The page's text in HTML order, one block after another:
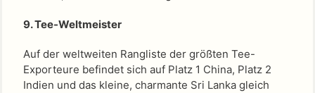
9. Tee-Weltmeister
Auf der weltweiten Rangliste der größten Tee-
Exporteure befindet sich auf Platz 1 China, Platz 2
Indien und das kleine, charmante Sri Lanka gleich